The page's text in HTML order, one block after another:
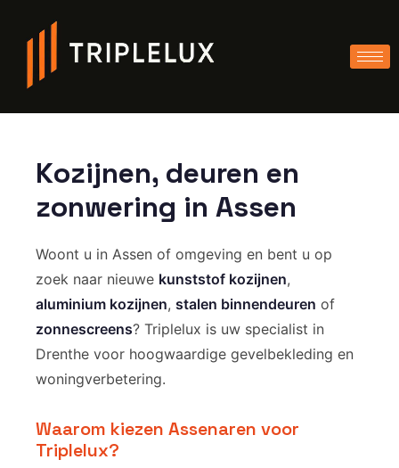
Kozijnen, deuren en
zonwering in Assen
Woont u in Assen of omgeving en bent u op
zoek naar nieuwe kunststof kozijnen,
aluminium kozijnen, stalen binnendeuren of
zonnescreens? Triplelux is uw specialist in
Drenthe voor hoogwaardige gevelbekleding en
woningverbetering.
Waarom kiezen Assenaren voor
Triplelux?